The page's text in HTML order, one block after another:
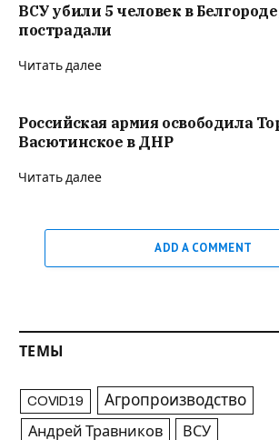
ВСУ убили 5 человек в
пострадали
Читать далее
Российская армия освободила
Васютинское в ДНР
Читать далее
ADD A COMMENT
ТЕМЫ
COVID19 Агропроизводство
Андрей Травников ВСУ